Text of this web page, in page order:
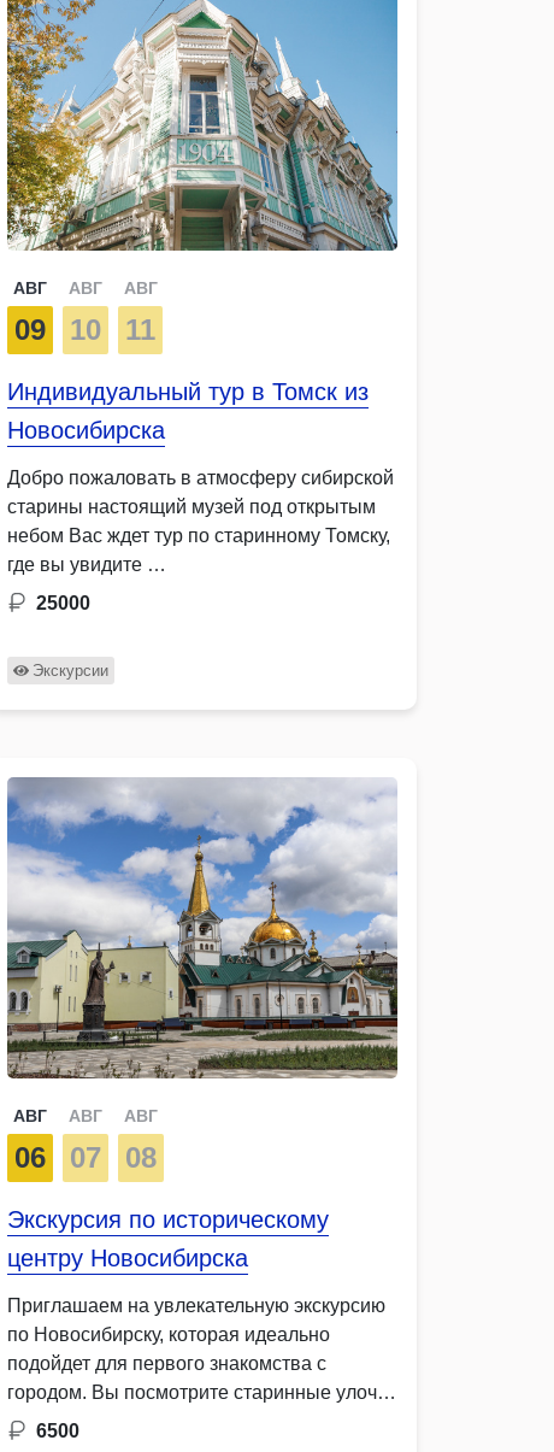
АВГ
09
АВГ
10
АВГ
11
Индивидуальный тур в Томск из
Новосибирска
Добро пожаловать в атмосферу сибирской
старины настоящий музей под открытым
небом Вас ждет тур по старинному Томску,
где вы увидите …
25000
Экскурсии
АВГ
06
АВГ
07
АВГ
08
Экскурсия по историческому
центру Новосибирска
Приглашаем на увлекательную экскурсию
по Новосибирску, которая идеально
подойдет для первого знакомства с
городом. Вы посмотрите старинные улочки
и площади, …
6500